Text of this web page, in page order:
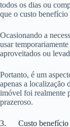
todos os dias ou
que o custo benefício
Ocasionando a
usar
aproveitados ou
Portanto, é um
apenas a localização
imóvel foi realmente
prazeroso.
3. Custo benefício